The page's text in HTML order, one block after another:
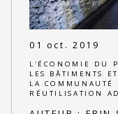
01 oct. 2019
L'ÉCONOMIE DU
LES BÂTIMENTS
LA COMMUNAUTÉ
RÉUTILISATION